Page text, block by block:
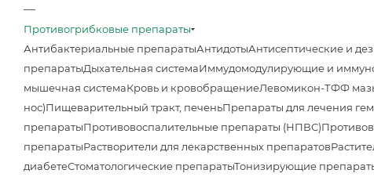
—
Противогрибковые препараты
Антибактериальные препаратыАнтидотыАнтисептические и
препаратыДыхательная системаИммудомодулирующие и
мышечная системаКровь и кровобращениеЛевомикон-ТФФ
нос)Пищеварительный тракт, печеньПрепараты для лечения
препаратыПротивовоспалительные препараты (НПВС)
препаратыРастворители для лекарственных препаратов
диабетеСтоматологические препаратыТонизирующие